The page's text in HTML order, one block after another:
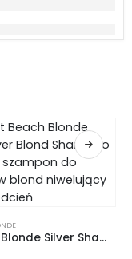
Beach Blonde Silver Shampoo 200ml, szampon do włosów blond niwelujący żółty odcień